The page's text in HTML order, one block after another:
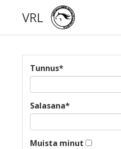
VRL
Tunnus*
Salasana*
Muista minut